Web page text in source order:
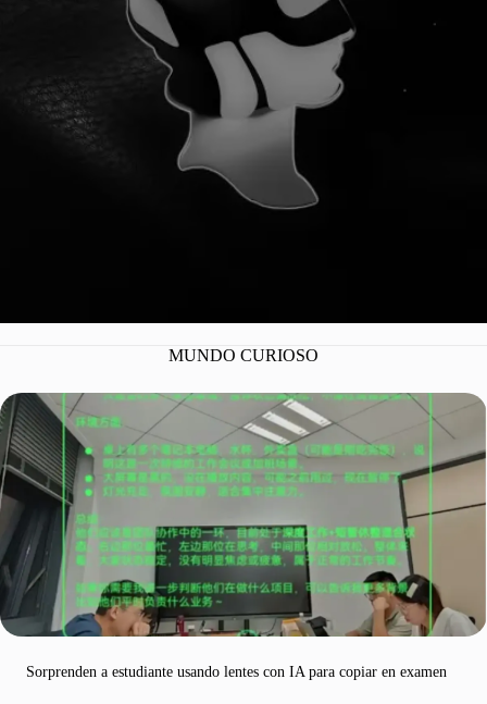
SOMOS
MUNDO CURIOSO
Sorprenden a estudiante usando lentes con IA para copiar en examen